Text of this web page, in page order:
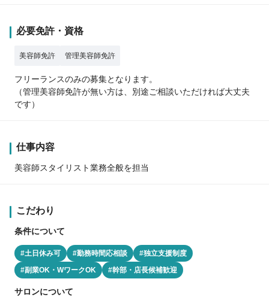
必要免許・資格
美容師免許 管理美容師免許
フリーランスのみの募集となります。
（管理美容師免許が無い方は、別途ご相談いただければ大丈夫
です）
仕事内容
美容師スタイリスト業務全般を担当
こだわり
条件について
#土日休み可 #勤務時間応相談
#独立支援制度
#副業OK・WワークOK
#幹部・店長候補歓迎
サロンについて